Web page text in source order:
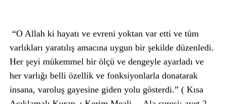
“O Allah ki hayatı ve evreni yoktan var etti ve tüm
varlıkları yaratılış amacına uygun bir şekilde düzenledi.
Her şeyi mükemmel bir ölçü ve dengeyle ayarladı ve
her varlığı belli özellik ve fonksiyonlarla donatarak
insana, varoluş gayesine giden yolu gösterdi.” ( Kısa